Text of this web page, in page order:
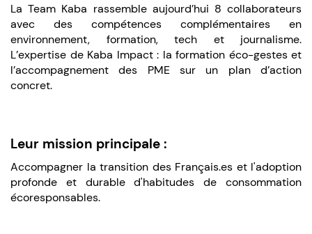
La Team Kaba rassemble aujourd’hui 8 collaborateurs
avec des compétences complémentaires en
environnement, formation, tech et journalisme.
L’expertise de Kaba Impact : la formation éco-gestes et
l’accompagnement des PME sur un plan d’action
concret.
Leur mission principale :
Accompagner la transition des Français.es et l'adoption
profonde et durable d'habitudes de consommation
écoresponsables.